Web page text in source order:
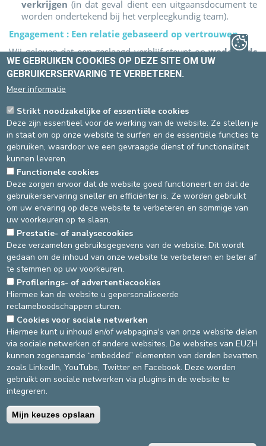
verkrijgen (in dat geval dient een uitgaansdocument te
worden ondertekend bij het verpleegkundig team).
Engagement : Een relatie gebaseerd op vertrouwen
Wij geloven dat een geslaagd verblijf steunt opwederzijds
vertrouwenengedeeld respect.
bevorderd tussen u, uw arts en het zorgteam, om de best
mogelijke oplossing te vinden.
U bent actief betrokken bij uw ziekenhuisopname
Als er geen akkoord over de opname kan worden bereikt,
hebt u de mogelijkheid om uw opname te beëindigen door
een formulier “verklaring van vertrek op eigen
verantwoordelijkheid” te ondertekenen. Er kan dan een
opvolging buiten het ziekenhuis worden aangeboden.
Samen maken we van uw ziekenhuisopname een
moment van luisteren, respect en vertrouwen.
Aarzel niet om met uw arts of het zorgpersoneel te praten
als u de minste vraag of zorg heeft: wij zijn er om naar u te
luisteren en u te helpen.
Source
Qips & prévention
Dernière modification
05/02/2026
DEVELOP / REDUCE
asbl Cliniques de l’Europe – Europa Ziekenhuizen vzw
N° d’entreprise : 0432011571
Algemene gebruiksvoorwaarden
WE GEBRUIKEN COOKIES OP DEZE SITE OM UW
GEBRUIKERSERVARING TE VERBETEREN.
Meer informatie
Strikt noodzakelijke of essentiële cookies
Deze zijn essentieel voor de werking van de website. Ze stellen je
in staat om op onze website te surfen en de essentiële functies te
gebruiken, waardoor we een gevraagde dienst of functionaliteit
kunnen leveren.
Functionele cookies
Deze zorgen ervoor dat de website goed functioneert en dat de
gebruikerservaring sneller en efficiënter is. Ze worden gebruikt
om uw ervaring op deze website te verbeteren en sommige van
uw voorkeuren op te slaan.
Prestatie- of analysecookies
Deze verzamelen gebruiksgegevens van de website. Dit wordt
gedaan om de inhoud van onze website te verbeteren en beter af
te stemmen op uw voorkeuren.
Profilerings- of advertentiecookies
Hiermee kan de website u gepersonaliseerde
reclameboodschappen sturen.
Cookies voor sociale netwerken
Hiermee kunt u inhoud en/of webpagina's van onze website delen
via sociale netwerken of andere websites. De websites van EUZH
kunnen zogenaamde “embedded” elementen van derden bevatten,
zoals LinkedIn, YouTube, Twitter en Facebook. Deze worden
gebruikt om sociale netwerken via plugins in de website te
integreren.
Mijn keuzes opslaan